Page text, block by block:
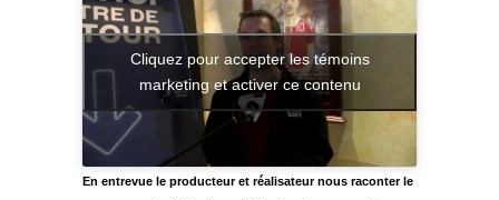
Cliquez pour accepter les témoins
marketing et activer ce contenu
En entrevue le producteur et réalisateur nous raconter le